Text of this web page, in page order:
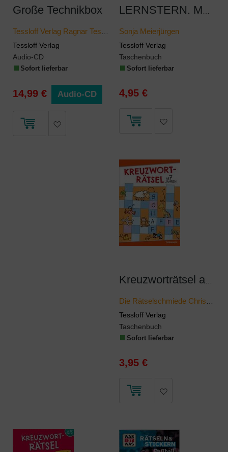
Große Technikbox
Tessloff Verlag
Audio-CD
Sofort lieferbar
14,99 € Audio-CD
Sonja Meierjürgen
Tessloff Verlag
Taschenbuch
Sofort lieferbar
4,95 €
Tessloff Verlag
Taschenbuch
Sofort lieferbar
3,95 €